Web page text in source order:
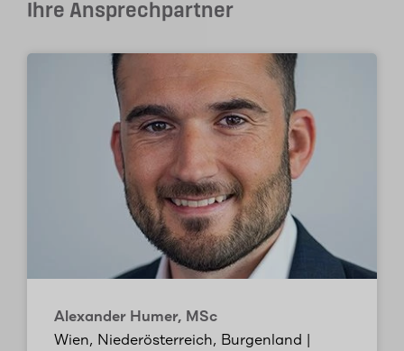
Ihre Ansprechpartner
Alexander Humer, MSc
Wien, Niederösterreich, Burgenland |